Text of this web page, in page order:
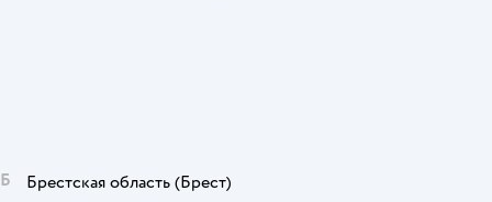
Б Брестская область (Брест)